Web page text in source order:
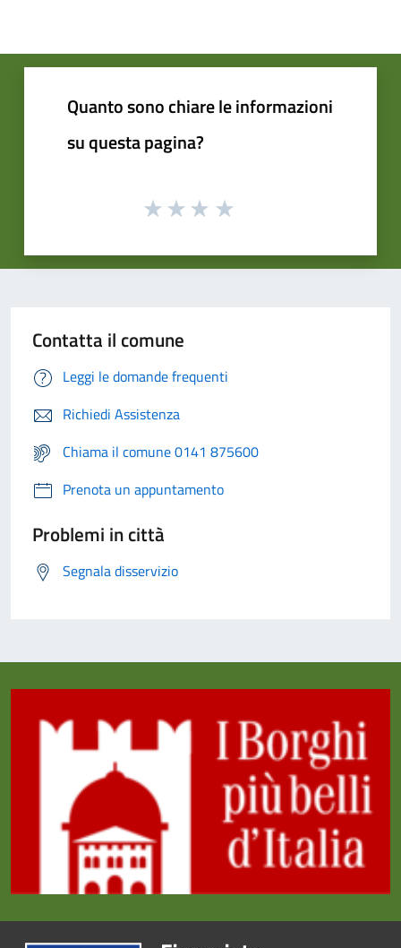
Quanto sono chiare le informazioni
su questa pagina?
Contatta il comune
Leggi le domande frequenti
Richiedi Assistenza
Chiama il comune 0141 875600
Prenota un appuntamento
Problemi in città
Segnala disservizio